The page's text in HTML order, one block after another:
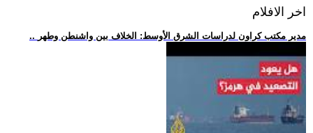
اخر الافلام
.. مدير مكتب كراون لدراسات الشرق الأوسط: الخلاف بين واشنطن وطهر